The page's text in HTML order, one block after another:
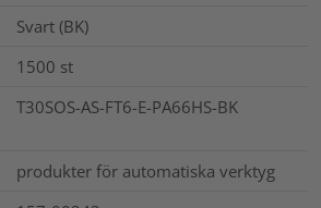
Svart (BK)
1500 st
T30SOS-AS-FT6-E-PA66HS-BK
produkter för automatiska verktyg